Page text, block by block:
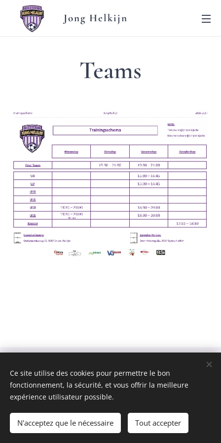
Jong Helkijn
Teams
Jong Helkijn
Langues
Français
Ce site utilise des cookies pour permettre le bon
fonctionnement, la sécurité, et vous offrir la meilleure
expérience utilisateur possible.
N'acceptez que le nécessaire Tout accepter